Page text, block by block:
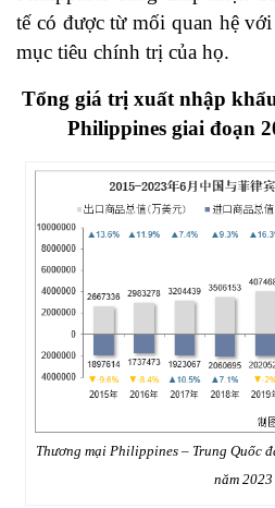
tế có được từ mối quan hệ
mục tiêu chính trị của họ.
Tổng giá trị xuất nhập
Philippines giai đoạn
Thương mại Philippines – Trung Quốc
năm 2023